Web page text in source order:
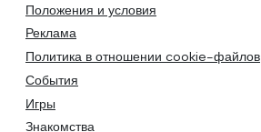
Положения и условия
Реклама
Политика в отношении cookie-файлов
События
Игры
Знакомства